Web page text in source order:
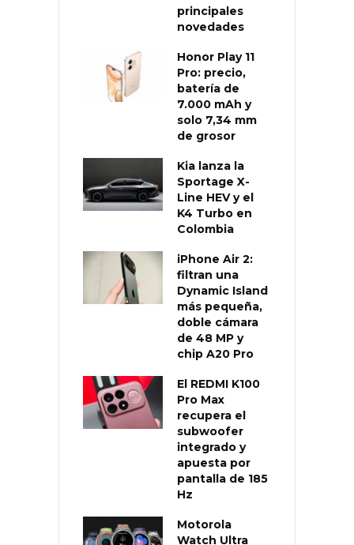
principales
novedades
Honor Play 11
Pro: precio,
batería de
7.000 mAh y
solo 7,34 mm
de grosor
Kia lanza la
Sportage X-
Line HEV y el
K4 Turbo en
Colombia
iPhone Air 2:
filtran una
Dynamic Island
más pequeña,
doble cámara
de 48 MP y
chip A20 Pro
El REDMI K100
Pro Max
recupera el
subwoofer
integrado y
apuesta por
pantalla de 185
Hz
Motorola
Watch Ultra